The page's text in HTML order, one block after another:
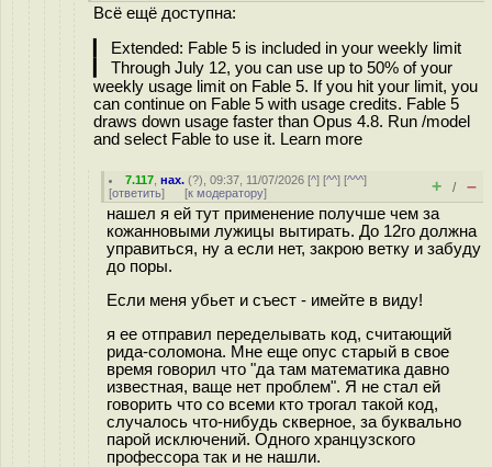
Всё ещё доступна:
▎ Extended: Fable 5 is included in your weekly limit
▎ Through July 12, you can use up to 50% of your
weekly usage limit on Fable 5. If you hit your limit, you
can continue on Fable 5 with usage credits. Fable 5
draws down usage faster than Opus 4.8. Run /model
and select Fable to use it. Learn more
7.117 ,нах. (?), 09:37, 11/07/2026 [^] [^^] [^^^]
[ответить] [к модератору] + / –
нашел я ей тут применение получше чем за
кожанновыми лужицы вытирать. До 12го должна
управиться, ну а если нет, закрою ветку и забуду
до поры.
Если меня убьет и съест - имейте в виду!
я ее отправил переделывать код, считающий
рида-соломона. Мне еще опус старый в свое
время говорил что "да там математика давно
известная, ваще нет проблем". Я не стал ей
говорить что со всеми кто трогал такой код,
случалось что-нибудь скверное, за буквально
парой исключений. Одного хранцузского
профессора так и не нашли.